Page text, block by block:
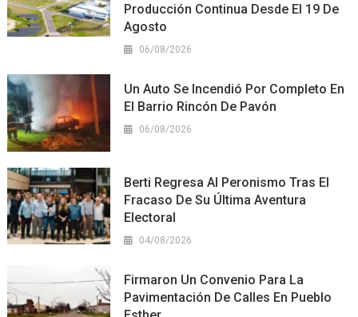
Producción Continua Desde El 19 De
Agosto
06/08/2026
Un Auto Se Incendió Por Completo En
El Barrio Rincón De Pavón
06/08/2026
Berti Regresa Al Peronismo Tras El
Fracaso De Su Última Aventura
Electoral
04/08/2026
Firmaron Un Convenio Para La
Pavimentación De Calles En Pueblo